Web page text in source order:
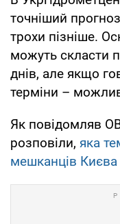
точніший
трохи пізніше.
можуть скласти
днів, але якщо
терміни –
Як повідомляв
розповіли, яка
мешканців Києва